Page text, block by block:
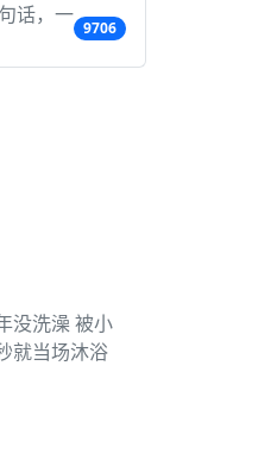
话，一
9706
没洗澡 被小
就当场沐浴